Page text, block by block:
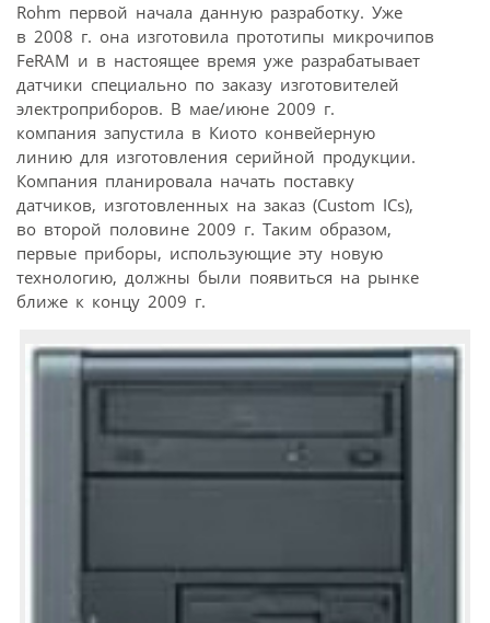
Rohm первой начала данную разработку. Уже
в 2008 г. она изготовила прототипы микрочипов
FeRAM и в настоящее время уже разрабатывает
датчики специально по заказу изготовителей
электроприборов. В мае/июне 2009 г.
компания запустила в Киото конвейерную
линию для изготовления серийной продукции.
Компания планировала начать поставку
датчиков, изготовленных на заказ (Custom ICs),
во второй половине 2009 г. Таким образом,
первые приборы, использующие эту новую
технологию, должны были появиться на рынке
ближе к концу 2009 г.